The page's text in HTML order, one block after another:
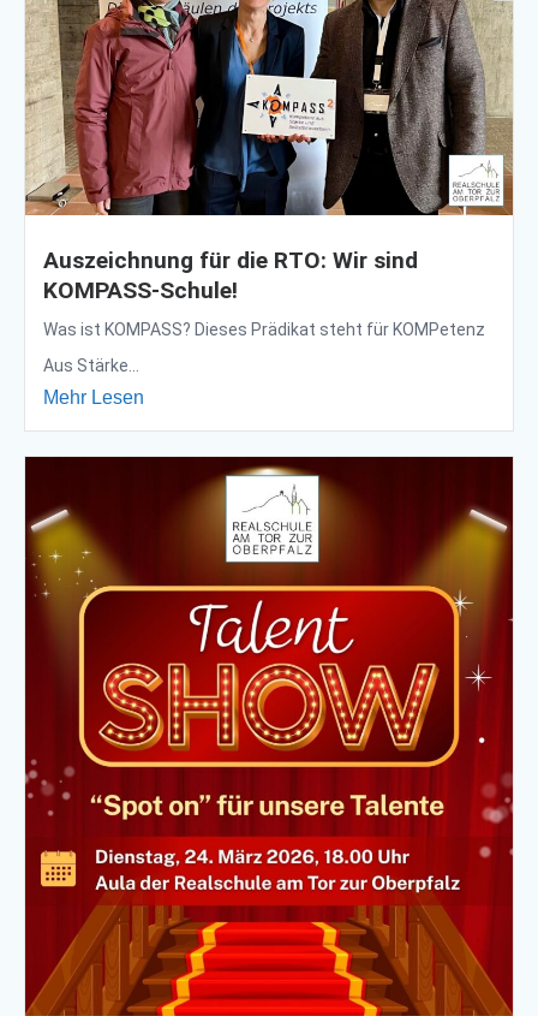
Auszeichnung für die RTO: Wir sind
KOMPASS-Schule!
Was ist KOMPASS? Dieses Prädikat steht für KOMPetenz
Aus Stärke...
Mehr Lesen